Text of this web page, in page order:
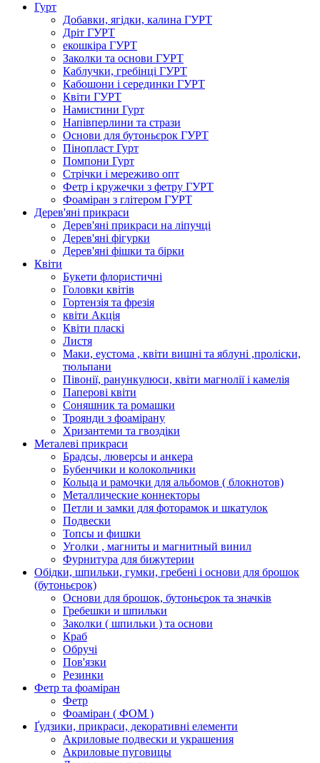
Гурт
Добавки, ягідки, калина ГУРТ
Дріт ГУРТ
екошкіра ГУРТ
Заколки та основи ГУРТ
Каблучки, гребінці ГУРТ
Кабошони і серединки ГУРТ
Квіти ГУРТ
Намистини Гурт
Напівперлини та стрази
Основи для бутоньєрок ГУРТ
Пінопласт Гурт
Помпони Гурт
Стрічки і мереживо опт
Фетр і кружечки з фетру ГУРТ
Фоаміран з глітером ГУРТ
Дерев'яні прикраси
Дерев'яні прикраси на ліпучці
Дерев'яні фігурки
Дерев'яні фішки та бірки
Квіти
Букети флористичні
Головки квітів
Гортензія та фрезія
квіти Акція
Квіти пласкі
Листя
Маки, еустома , квіти вишні та яблуні ,проліски,
тюльпани
Півонії, ранункулюси, квіти магнолії і камелія
Паперові квіти
Соняшник та ромашки
Троянди з фоамірану
Хризантеми та гвоздіки
Металеві прикраси
Брадсы, люверсы и анкера
Бубенчики и колокольчики
Кольца и рамочки для альбомов ( блокнотов)
Металлические коннекторы
Петли и замки для фоторамок и шкатулок
Подвески
Топсы и фишки
Уголки , магниты и магнитный винил
Фурнитура для бижутерии
Обідки, шпильки, гумки, гребені і основи для брошок
(бутоньєрок)
Основи для брошок, бутоньєрок та значків
Гребешки и шпильки
Заколки ( шпильки ) та основи
Краб
Обручі
Пов'язки
Резинки
Фетр та фоаміран
Фетр
Фоаміран ( ФОМ )
Ґудзики, прикраси, декоративні елементи
Акриловые подвески и украшения
Акриловые пуговицы